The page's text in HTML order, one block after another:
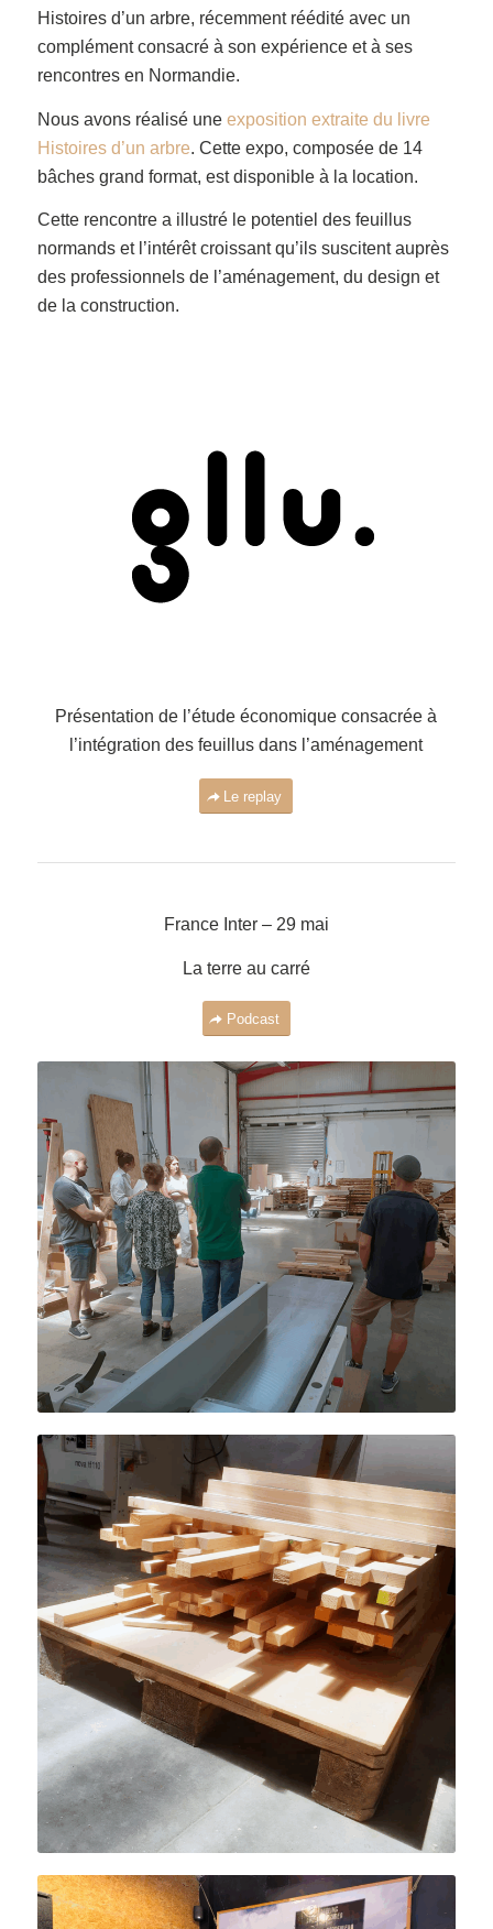
Histoires d’un arbre, récemment réédité avec un
complément consacré à son expérience et à ses
rencontres en Normandie.
Nous avons réalisé une exposition extraite du livre
Histoires d’un arbre. Cette expo, composée de 14
bâches grand format, est disponible à la location.
Cette rencontre a illustré le potentiel des feuillus
normands et l’intérêt croissant qu’ils suscitent auprès
des professionnels de l’aménagement, du design et
de la construction.
Présentation de l’étude économique consacrée à
l’intégration des feuillus dans l’aménagement
Le replay
France Inter – 29 mai
La terre au carré
Podcast